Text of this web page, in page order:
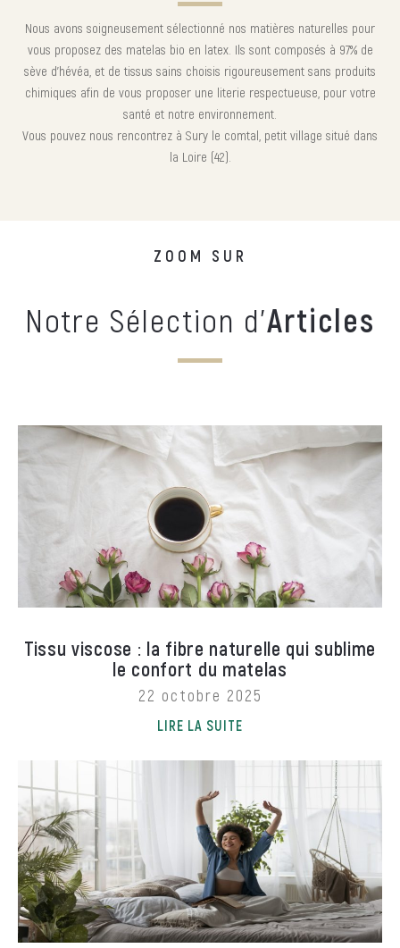
Nous avons soigneusement sélectionné nos matières naturelles pour
vous proposez des matelas bio en latex. Ils sont composés à 97% de
sève d'hévéa, et de tissus sains choisis rigoureusement sans produits
chimiques afin de vous proposer une literie respectueuse, pour votre
santé et notre environnement.
Vous pouvez nous rencontrez à Sury le comtal, petit village situé dans
la Loire (42).
ZOOM SUR
Notre Sélection d'Articles
Tissu viscose : la fibre naturelle qui sublime
le confort du matelas
22 octobre 2025
LIRE LA SUITE